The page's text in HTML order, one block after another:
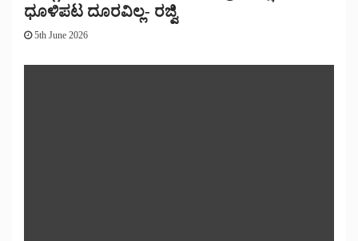
ಧೂಳಿಪಟ ದೂರವಿಲ್ಲ- ರಜ್ವಿ
5th June 2026